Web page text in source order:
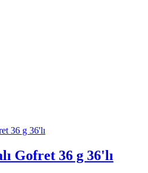
Gofret 36 g 36'lı